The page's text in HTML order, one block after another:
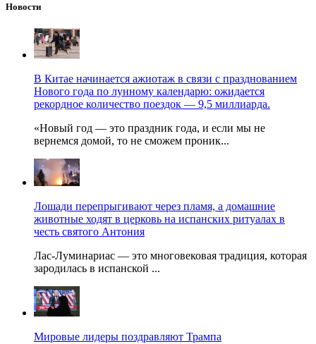
Новости
В Китае начинается ажиотаж в связи с празднованием
Нового года по лунному календарю: ожидается
рекордное количество поездок — 9,5 миллиарда.
«Новый год — это праздник года, и если мы не
вернемся домой, то не сможем проник...
Лошади перепрыгивают через пламя, а домашние
животные ходят в церковь на испанских ритуалах в
честь святого Антония
Лас-Луминариас — это многовековая традиция, которая
зародилась в испанской ...
Мировые лидеры поздравляют Трампа